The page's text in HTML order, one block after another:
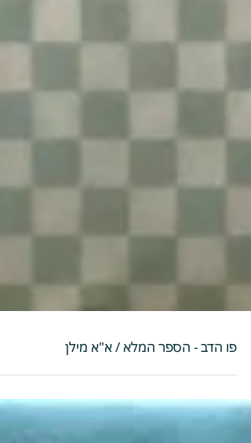
פו הדב - הספר המלא / א"א מילן